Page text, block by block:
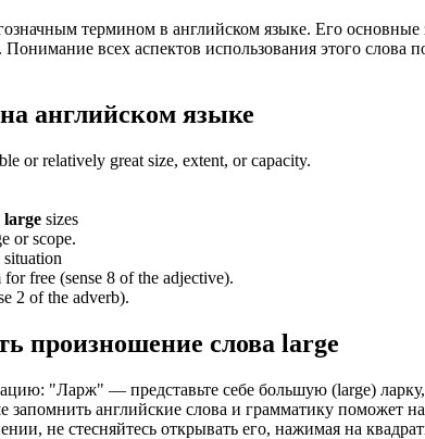
термином в английском языке. Его основные
всех аспектов использования этого
на английском языке
or relatively great size, extent, or capacity.
large sizes
or scope.
for free (sense 8 of the adjective).
2 of the adverb).
произношение слова large
"Ларж" — представьте себе большую (large)
английские слова и грамматику поможет
не стесняйтесь открывать его, нажимая на